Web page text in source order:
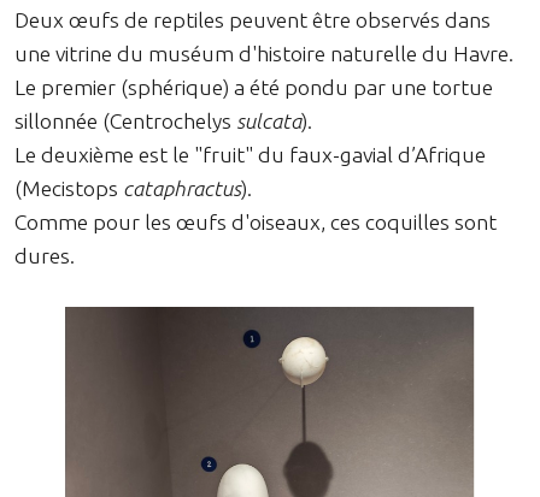
Deux œufs de reptiles peuvent être observés dans
une vitrine du muséum d'histoire naturelle du Havre.
Le premier (sphérique) a été pondu par une tortue
sillonnée (Centrochelys sulcata).
Le deuxième est le "fruit" du faux-gavial d’Afrique
(Mecistops cataphractus).
Comme pour les œufs d'oiseaux, ces coquilles sont
dures.